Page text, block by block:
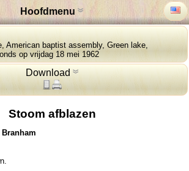
Hoofdmenu
American baptist assembly, Green lake,
op vrijdag 18 mei 1962
Download
Stoom afblazen